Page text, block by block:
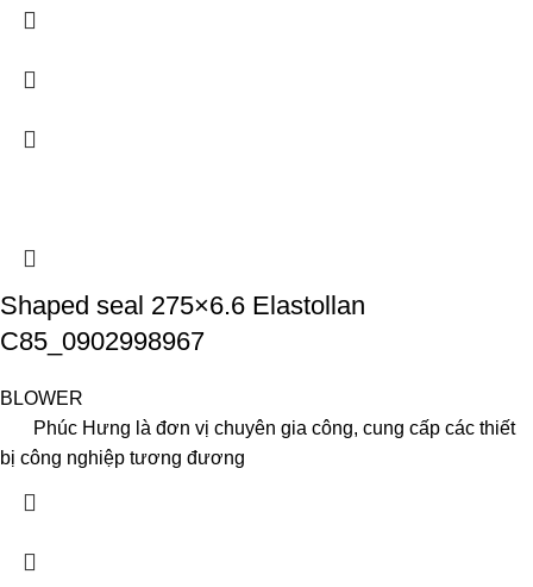
Shaped seal 275×6.6 Elastollan
C85_0902998967
BLOWER
Phúc Hưng là đơn vị chuyên gia công, cung cấp các thiết
bị công nghiệp tương đương